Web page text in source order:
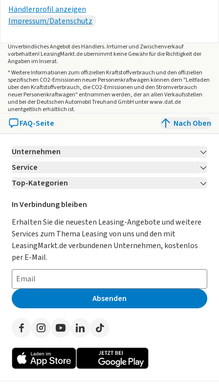
Händlerprofil anzeigen
Impressum/Datenschutz
Unverbindliches Angebot desHändlers. Irrtümer und Zwischenverkauf
vorbehalten! LeasingMarkt.de übernimmt keine Gewähr für die Richtigkeit der
Angaben im Inserat.
* Weitere Informationen zum offiziellen Kraftstoffverbrauch und den offiziellen
spezifischen CO2-Emissionen neuer Personenkraftwagen können dem "Leitfaden
über den Kraftstoffverbrauch, die CO2-Emissionen und den Stromverbrauch
neuer Personenkraftwagen" entnommen werden, der an allen Verkaufsstellen
und bei der Deutschen Automobil Treuhand GmbH unter www.dat.de
unentgeltlich erhältlich ist.
FAQ-Seite Nach Oben
Unternehmen
Über LeasingMarkt.de
Karriere Jetzt bewerben!
Für Händler
Kooperation mit AutoScout24
AGB
Datenschutz
Impressum
Erklärung zur Barrierefreiheit
Presse
Service
Kontakt
Ratgeber
Magazin
Datenschutz-Einstellungen
So funktioniert’s
Häufig gestellte Fragen
Leasing-Lexikon
Auto-Tests
Werben auf LeasingMarkt.de
Top-Kategorien
Leasing Deals
Gebrauchtwagen Leasing
Leasing ohne Anzahlung
E-Auto Leasing
Privatleasing
Leasing-Vergleiche
Herstellerverzeichnis
Händlerverzeichnis
In Verbindung bleiben
Erhalten Sie die neuesten Leasing-Angebote und weitere
Services zum Thema Leasing von uns und den mit
LeasingMarkt.de verbundenen Unternehmen, kostenlos
per E-Mail.
Absenden